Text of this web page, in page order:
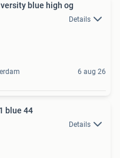
blue high og
Details
6 aug 26
blue 44
Details